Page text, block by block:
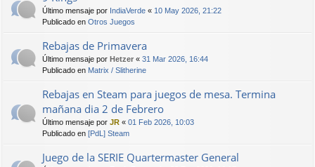
Último mensaje por IndiaVerde « 10 May 2026, 21:22
Publicado en Otros Juegos
Rebajas de Primavera
Último mensaje por Hetzer « 31 Mar 2026, 16:44
Publicado en Matrix / Slitherine
Rebajas en Steam para juegos de mesa. Termina
mañana dia 2 de Febrero
Último mensaje por JR « 01 Feb 2026, 10:03
Publicado en [PdL] Steam
Juego de la SERIE Quartermaster General